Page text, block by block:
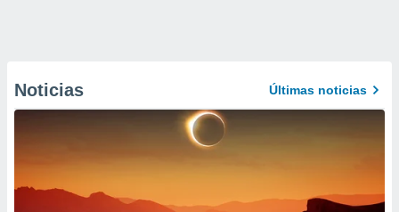
Noticias Últimas noticias